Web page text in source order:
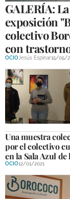
GALERÍA:
exposición
colectivo
con
OCIO Jesús Espinar15/05/
Una muestra
por el colectivo
en la Sala Azul de
OCIO12/01/2021